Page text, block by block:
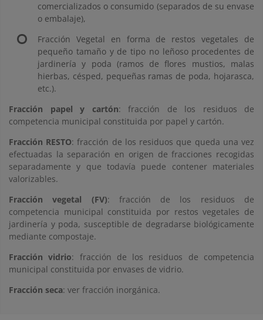
comercializados o consumido (separados de su envase
o embalaje),
Fracción Vegetal en forma de restos vegetales de
pequeño tamaño y de tipo no leñoso procedentes de
jardinería y poda (ramos de flores mustios, malas
hierbas, césped, pequeñas ramas de poda, hojarasca,
etc.).
Fracción papel y cartón: fracción de los residuos de
competencia municipal constituida por papel y cartón.
Fracción RESTO: fracción de los residuos que queda una vez
efectuadas la separación en origen de fracciones recogidas
separadamente y que todavía puede contener materiales
valorizables.
Fracción vegetal (FV): fracción de los residuos de
competencia municipal constituida por restos vegetales de
jardinería y poda, susceptible de degradarse biológicamente
mediante compostaje.
Fracción vidrio: fracción de los residuos de competencia
municipal constituida por envases de vidrio.
Fracción seca: ver fracción inorgánica.